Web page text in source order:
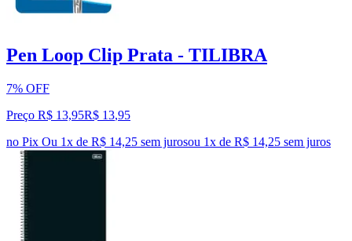
Pen Loop Clip Prata - TILIBRA
7% OFF
Preço R$ 13,95R$ 13,95
no Pix Ou 1x de R$ 14,25 sem jurosou 1x de R$ 14,25 sem juros